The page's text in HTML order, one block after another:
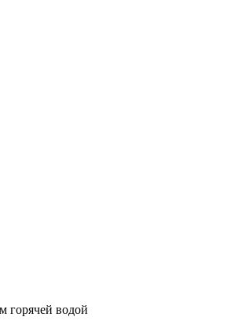
горячей водой